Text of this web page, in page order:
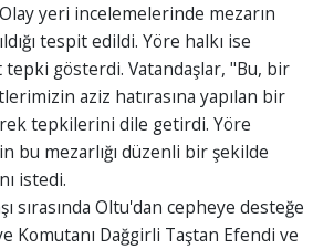
yeri incelemelerinde mezarın
tespit edildi. Yöre halkı ise
tepki gösterdi. Vatandaşlar, "Bu, bir
aziz hatırasına yapılan bir
tepkilerini dile getirdi. Yöre
bu mezarlığı düzenli bir şekilde
istedi.
sırasında Oltu'dan cepheye desteğe
Komutanı Dağgirli Taştan Efendi ve